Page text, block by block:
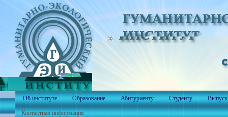
Об институте Образование Абитуриенту Студенту
Контактная информация